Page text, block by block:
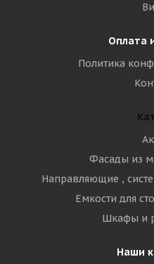
Оплата
Политика
Фасады из
Направляющие ,
Емкости для
Шкафы и
Наши